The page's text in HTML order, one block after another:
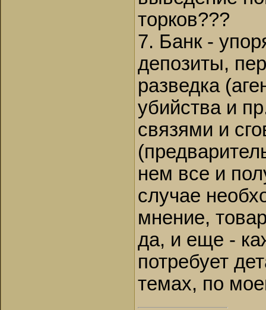
торков???
7. Банк -
депозиты,
разведка
убийства и
связями и
нем все и
случае
мнение,
да, и еще -
потребует
темах, по